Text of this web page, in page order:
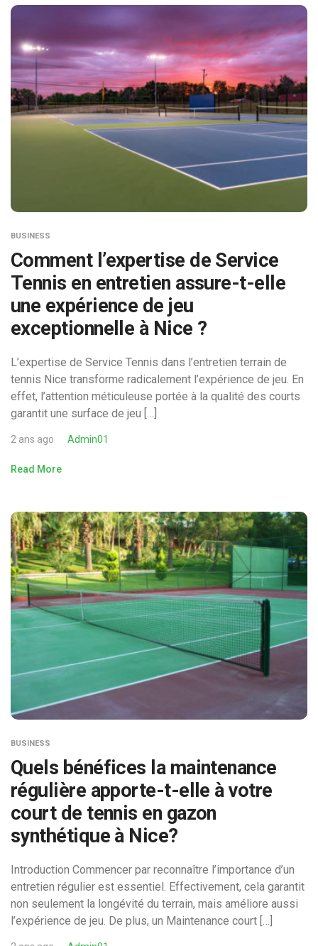
BUSINESS
Comment l’expertise de Service
Tennis en entretien assure-t-elle
une expérience de jeu
exceptionnelle à Nice ?
L’expertise de Service Tennis dans l’entretien terrain de
tennis Nice transforme radicalement l’expérience de jeu. En
effet, l’attention méticuleuse portée à la qualité des courts
garantit une surface de jeu […]
2 ans ago Admin01
Read More
BUSINESS
Quels bénéfices la maintenance
régulière apporte-t-elle à votre
court de tennis en gazon
synthétique à Nice?
Introduction Commencer par reconnaître l’importance d’un
entretien régulier est essentiel. Effectivement, cela garantit
non seulement la longévité du terrain, mais améliore aussi
l’expérience de jeu. De plus, un Maintenance court […]